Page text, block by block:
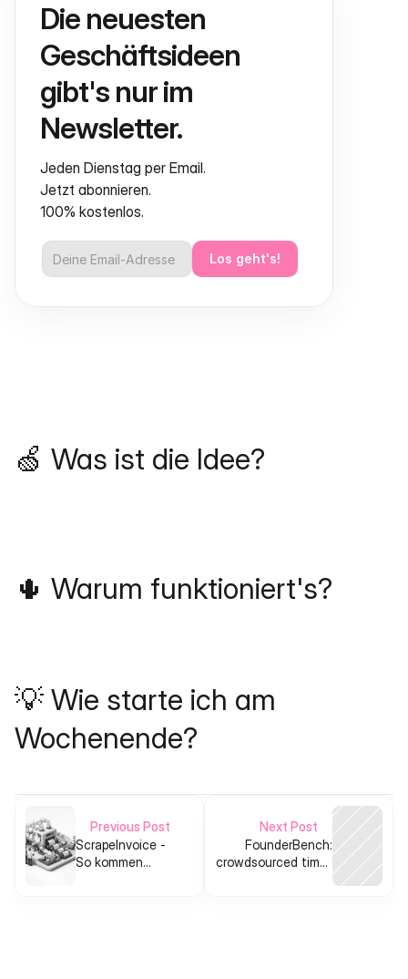
🍏 Was ist die Idee?
🌵 Warum funktioniert's?
💡 Wie starte ich am
Wochenende?
Previous Post
ScrapeInvoice -
So kommen
Next Post
FounderBench:
crowdsourced time-
Die neuesten
Geschäftsideen
gibt's nur im
Newsletter.
Jeden Dienstag per Email.
Jetzt abonnieren.
100% kostenlos.
Los geht's!